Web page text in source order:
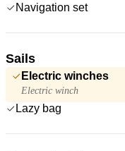
Navigation set
Sails
Electric winches
Electric winch
Lazy bag